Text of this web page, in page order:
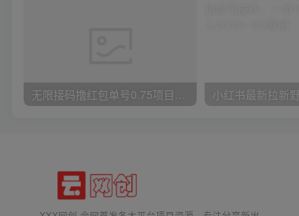
无限接码撸红包单号0.75项目无偿分享给你【揭秘】